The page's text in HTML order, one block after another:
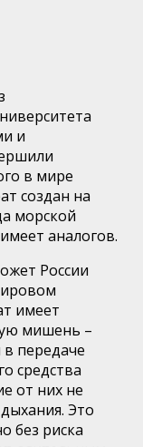
и
в мире
создан на
морской
аналогов.
России
имеет
мишень –
передаче
средства
от них не
Это
без риска